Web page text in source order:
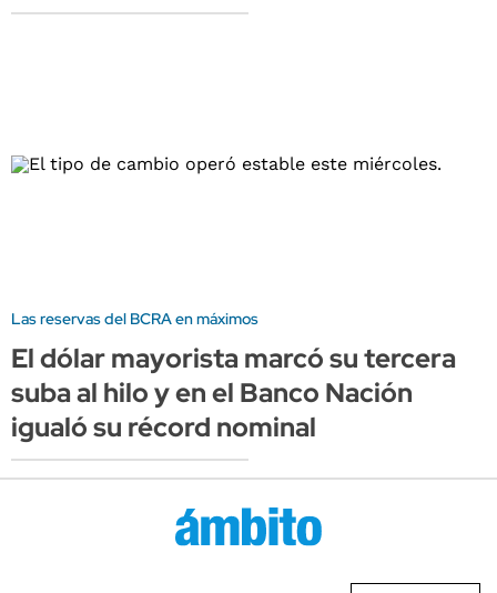
Las reservas del BCRA en máximos
El dólar mayorista marcó su tercera
suba al hilo y en el Banco Nación
igualó su récord nominal